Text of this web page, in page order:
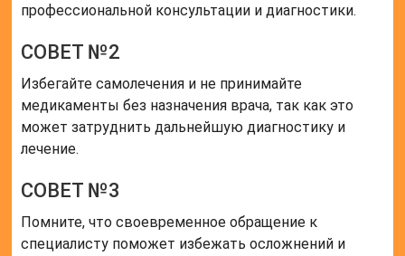
профессиональной консультации и диагностики.
СОВЕТ №2
Избегайте самолечения и не принимайте
медикаменты без назначения врача, так как это
может затруднить дальнейшую диагностику и
лечение.
СОВЕТ №3
Помните, что своевременное обращение к
специалисту поможет избежать осложнений и